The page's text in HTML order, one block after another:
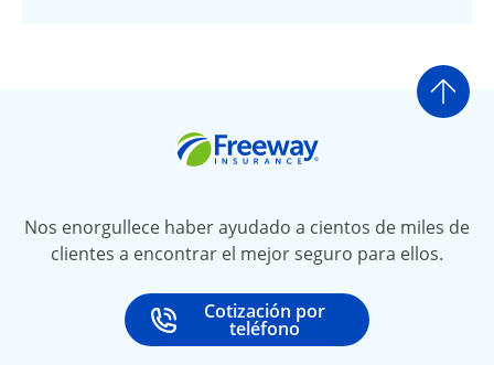
Ir
Nos enorgullece haber ayudado a cientos de miles de
clientes a encontrar el mejor seguro para ellos.
Call
Cotización por
teléfono
at